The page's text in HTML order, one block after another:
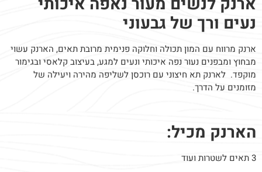
נעים ורך של גבעוני
ארנק מרווח עם המון תכולה וחלוקה פנימית מרובת תאים, הארנק עשוי
מבחוץ ומבפנים נעור נפה איכותי ונעים למגע, בעיצוב קלאסי ובגימור
מוקפד. לארנק תא חיצוני עם רוכסן לשליפה מהירה ויעילה של
מזומנים על הדרך.
הארנק מכיל:
3 תאים לשטרות ועוד